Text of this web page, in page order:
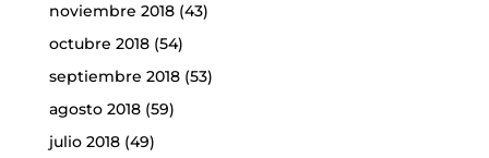
noviembre 2018(43)
octubre 2018(54)
septiembre 2018(53)
agosto 2018(59)
julio 2018(49)